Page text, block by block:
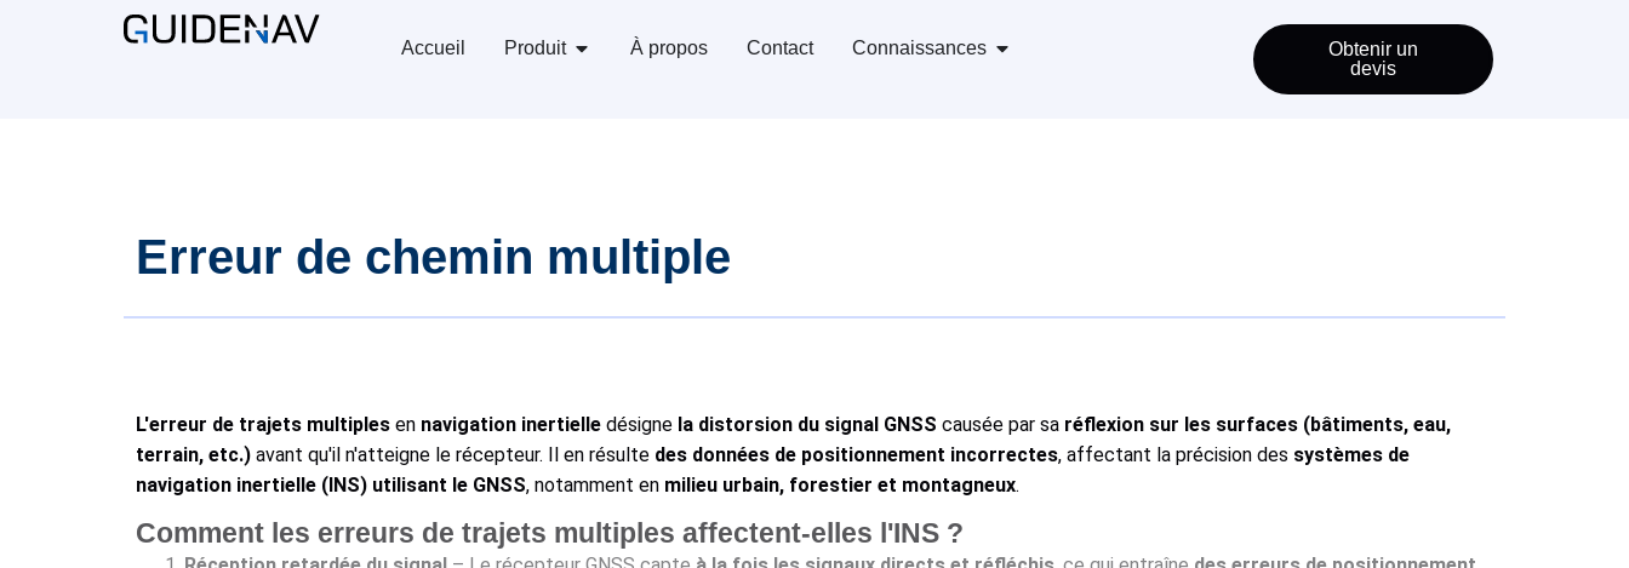
Accueil Produit À propos Contact Connaissances
Obtenir un
devis
Erreur de chemin multiple
L'erreur de trajets multiples en navigation inertielle désigne la distorsion du signal GNSS causée par sa réflexion sur les surfaces (bâtiments, eau,
terrain, etc.) avant qu'il n'atteigne le récepteur. Il en résulte des données de positionnement incorrectes, affectant la précision des systèmes de
navigation inertielle (INS) utilisant le GNSS, notamment en milieu urbain, forestier et montagneux.
Comment les erreurs de trajets multiples affectent-elles l'INS ?